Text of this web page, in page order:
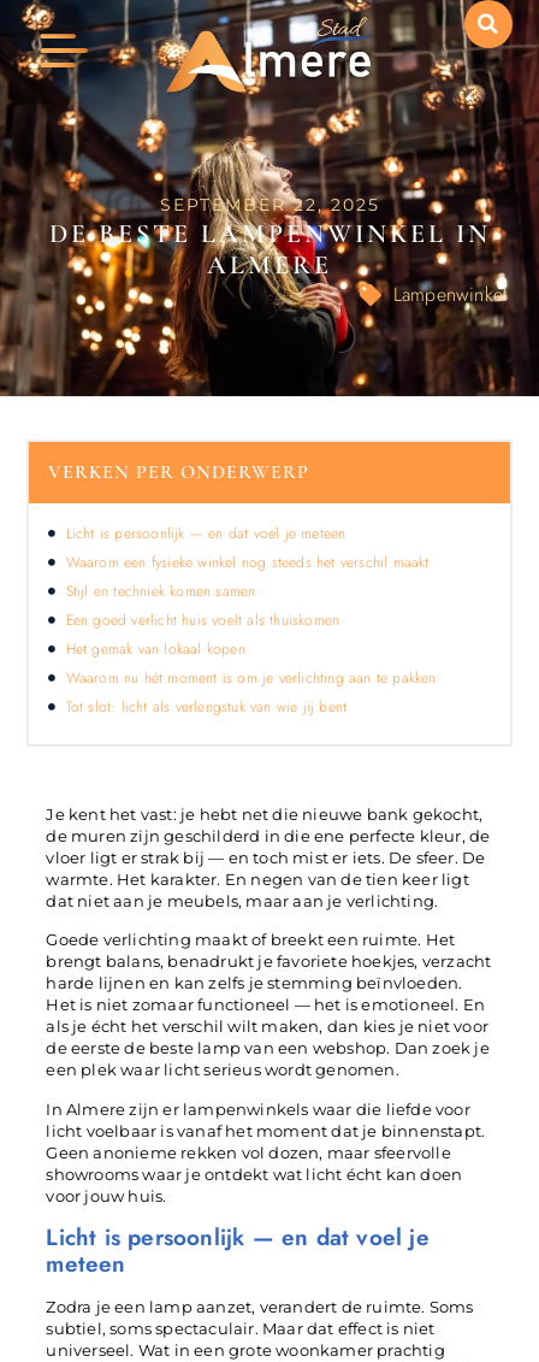
SEPTEMBER 22, 2025
DE BESTE LAMPENWINKEL IN
ALMERE
Lampenwinkel
Je kent het vast: je hebt net die nieuwe bank gekocht,
de muren zijn geschilderd in die ene perfecte kleur, de
vloer ligt er strak bij — en toch mist er iets. De sfeer. De
warmte. Het karakter. En negen van de tien keer ligt
dat niet aan je meubels, maar aan je verlichting.
Goede verlichting maakt of breekt een ruimte. Het
brengt balans, benadrukt je favoriete hoekjes, verzacht
harde lijnen en kan zelfs je stemming beïnvloeden.
Het is niet zomaar functioneel — het is emotioneel. En
als je écht het verschil wilt maken, dan kies je niet voor
de eerste de beste lamp van een webshop. Dan zoek je
een plek waar licht serieus wordt genomen.
In Almere zijn er lampenwinkels waar die liefde voor
licht voelbaar is vanaf het moment dat je binnenstapt.
Geen anonieme rekken vol dozen, maar sfeervolle
showrooms waar je ontdekt wat licht écht kan doen
voor jouw huis.
Licht is persoonlijk — en dat voel je
meteen
Zodra je een lamp aanzet, verandert de ruimte. Soms
subtiel, soms spectaculair. Maar dat effect is niet
universeel. Wat in een grote woonkamer prachtig
VERKEN PER ONDERWERP
Licht is persoonlijk — en dat voel je meteen
Waarom een fysieke winkel nog steeds het verschil maakt
Stijl en techniek komen samen
Een goed verlicht huis voelt als thuiskomen
Het gemak van lokaal kopen
Waarom nu hét moment is om je verlichting aan te pakken
Tot slot: licht als verlengstuk van wie jij bent